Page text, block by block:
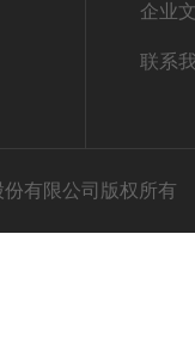
企业
联系
份有限公司版权所有